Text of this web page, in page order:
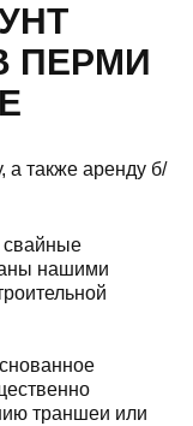
ПЕРМИ
а также аренду б/
свайные
нашими
траншеи или